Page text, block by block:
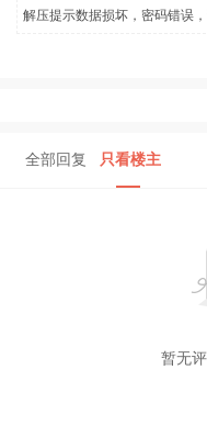
解压提示数据损坏，密码错误，
全部回复 只看楼主
暂无